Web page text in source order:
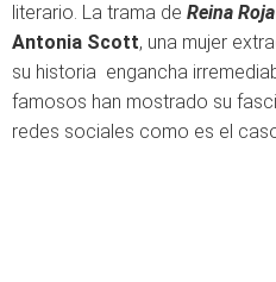
literario. La trama de Reina Roja
Antonia Scott, una mujer
su historia engancha
famosos han mostrado su
redes sociales como es el